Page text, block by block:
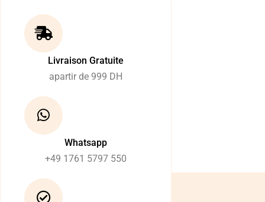
Livraison Gratuite
apartir de 999 DH
Whatsapp
+49 1761 5797 550